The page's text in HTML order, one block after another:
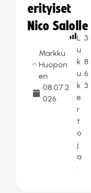
erityiset
Nico Salolle
Markku
Huopon
en
08.07.2
026
L
u
k
u
k
e
r
t
o
j
a
:
3
8
6
3